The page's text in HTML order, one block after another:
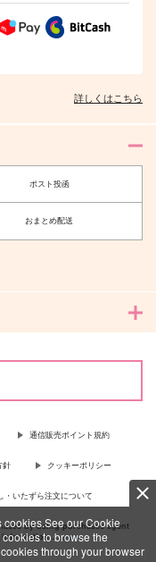
cookies.See our Cookie
to browse the
through your browser
詳しくはこちら
ポスト投函
おまとめ配送
通信販売ポイント規約
針 クッキーポリシー
・いたずら注文について
by using purchases agent
information …more